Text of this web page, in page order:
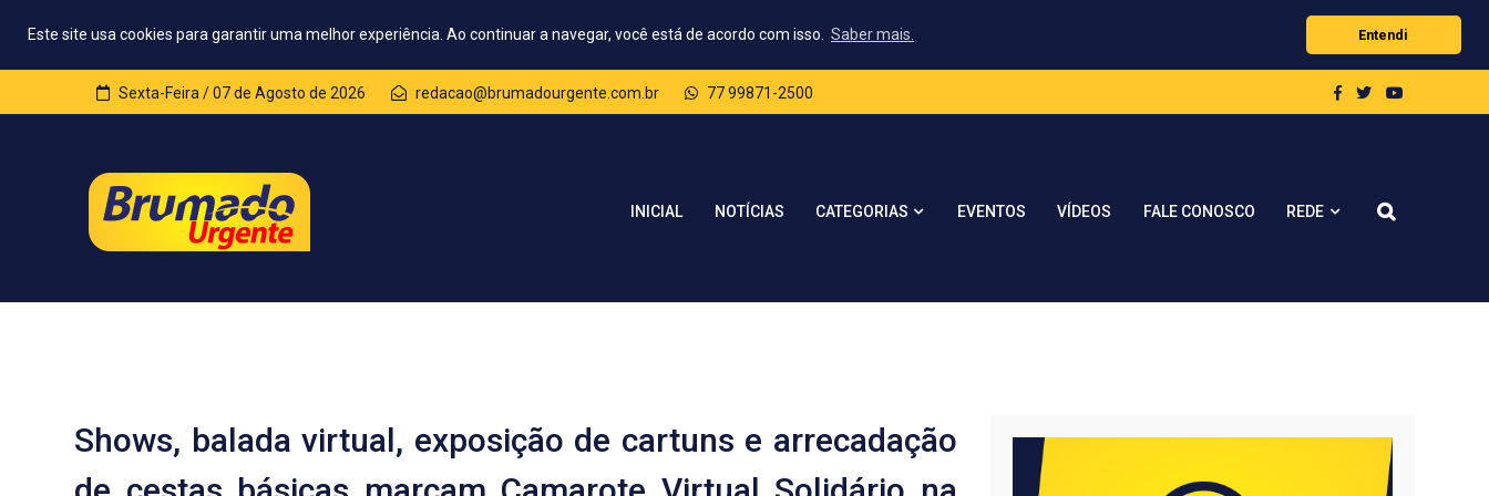
Este site usa cookies para garantir uma melhor experiência. Ao continuar a navegar, você está de acordo com isso. Saber mais. Entendi
Sexta-Feira / 07 de Agosto de 2026 redacao@brumadourgente.com.br 77 99871-2500
INICIAL NOTÍCIAS CATEGORIAS EVENTOS VÍDEOS FALE CONOSCO REDE
Shows, balada virtual, exposição de cartuns e arrecadação